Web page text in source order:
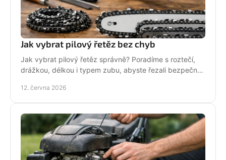
Jak vybrat pilový řetěz bez chyb
Jak vybrat pilový řetěz správně? Poradíme s roztečí,
drážkou, délkou i typem zubu, abyste řezali bezpečně,
12. června 2026